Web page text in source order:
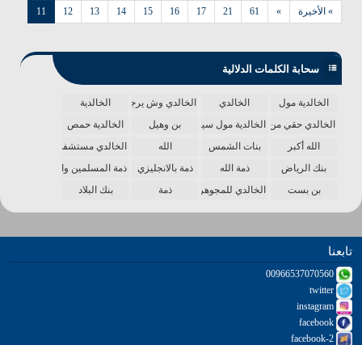
11 12 13 14 15 16 17 21 61 » » الأخيرة
سحابة الكلمات الدلالية
الخالدية مول الخالدي الخالدي وش يرجع
الخالدية
الخالدي حقي من الدنياالخالدية مول سينما بن وهيل
الخالدية حمص
الله أكبر
بنات الشمس الله
الخالدي مستشفى
بنك الرياض
ذمة الله ذمة بالانجليزي
ذمة المسلمين واحدة
بن بست
الخالدي للمجوهرات ذمة بنك البلاد
تابعنا